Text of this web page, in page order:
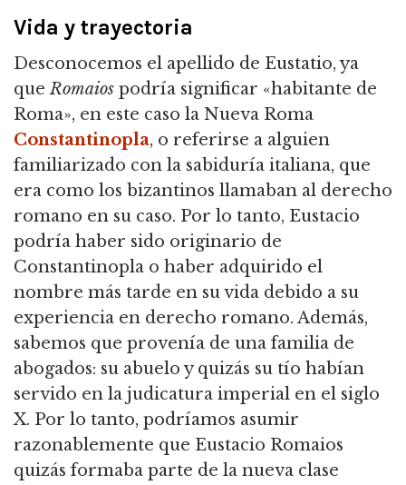
Vida y trayectoria
Desconocemos el apellido de Eustatio, ya
queRomaios podría significar «habitante de
Roma», en este caso la Nueva Roma
Constantinopla, o referirse a alguien
familiarizado con la sabiduría italiana, que
era como los bizantinos llamaban al derecho
romano en su caso. Por lo tanto, Eustacio
podría haber sido originario de
Constantinopla o haber adquirido el
nombre más tarde en su vida debido a su
experiencia en derecho romano. Además,
sabemos que provenía de una familia de
abogados: su abuelo y quizás su tío habían
servido en la judicatura imperial en el siglo
X. Por lo tanto, podríamos asumir
razonablemente que Eustacio Romaios
quizás formaba parte de la nueva clase